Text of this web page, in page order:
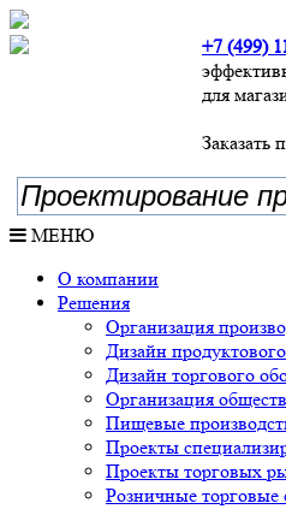
+7 (499)
для
Заказать
МЕНЮ
О компании
Решения
Организация
Дизайн
Дизайн торгового
Организация
Пищевые
Проекты
Проекты торговых
Розничные торговые